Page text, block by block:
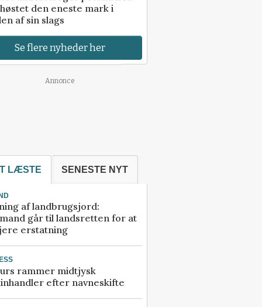
den eneste mark i
af sin slags
Se flere nyheder her
Annonce
LÆSTE SENESTE NYT
af landbrugsjord:
går til landsretten for at
erstatning
rammer midtjysk
efter navneskifte